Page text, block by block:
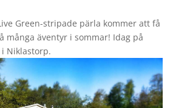
Green-stripade pärla kommer att få
många äventyr i sommar! Idag på
Niklastorp.